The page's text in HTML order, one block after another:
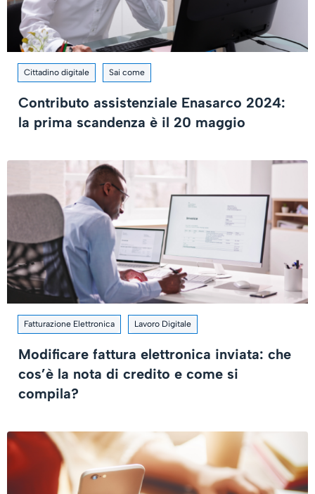
Cittadino digitale Sai come
Contributo assistenziale Enasarco 2024:
la prima scandenza è il 20 maggio
Fatturazione Elettronica Lavoro Digitale
Modificare fattura elettronica inviata: che
cos’è la nota di credito e come si
compila?